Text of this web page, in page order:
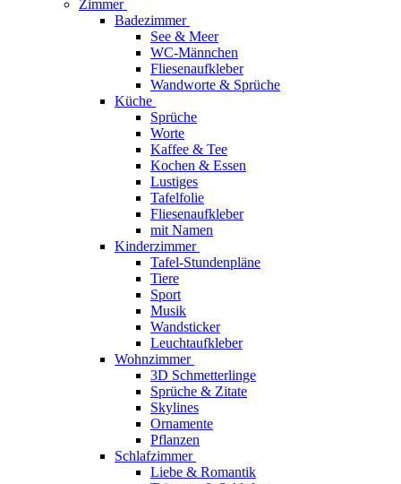
Zimmer
Badezimmer
See & Meer
WC-Männchen
Fliesenaufkleber
Wandworte & Sprüche
Küche
Sprüche
Worte
Kaffee & Tee
Kochen & Essen
Lustiges
Tafelfolie
Fliesenaufkleber
mit Namen
Kinderzimmer
Tafel-Stundenpläne
Tiere
Sport
Musik
Wandsticker
Leuchtaufkleber
Wohnzimmer
3D Schmetterlinge
Sprüche & Zitate
Skylines
Ornamente
Pflanzen
Schlafzimmer
Liebe & Romantik